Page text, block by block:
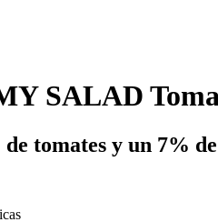
SALAD
tomates y un 7%